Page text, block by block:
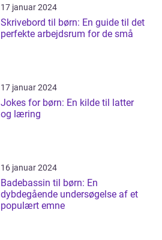
17 januar 2024
Skrivebord til børn: En guide til det
perfekte arbejdsrum for de små
17 januar 2024
Jokes for børn: En kilde til latter
og læring
16 januar 2024
Badebassin til børn: En
dybdegående undersøgelse af et
populært emne